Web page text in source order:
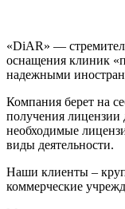
«DiAR» —
оснащения клиник
надежными
Компания берет на
получения лицензии
необходимые
виды деятельности.
Наши клиенты –
коммерческие